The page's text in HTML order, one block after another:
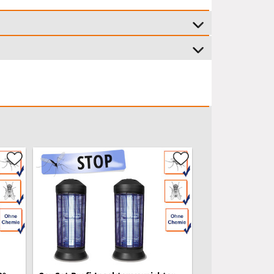
nur in Innenräumen gestattet
als Standgerät und zum Aufhängen geeignet